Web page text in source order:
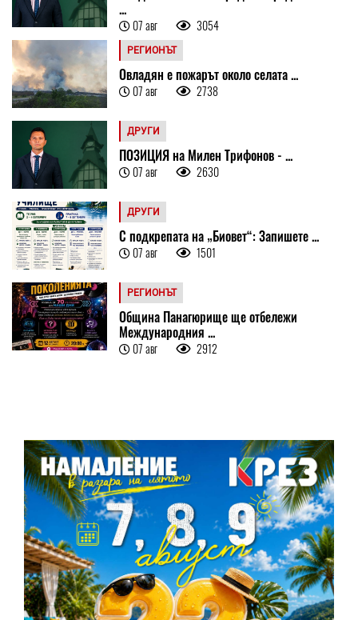
...
07 авг 3054
РЕГИОНЪТ
Овладян е пожарът около селата ...
07 авг 2738
ДРУГИ
ПОЗИЦИЯ на Милен Трифонов - ...
07 авг 2630
ДРУГИ
С подкрепата на „Биовет“: Запишете ...
07 авг 1501
РЕГИОНЪТ
Община Панагюрище ще отбележи
Международния ...
07 авг 2912